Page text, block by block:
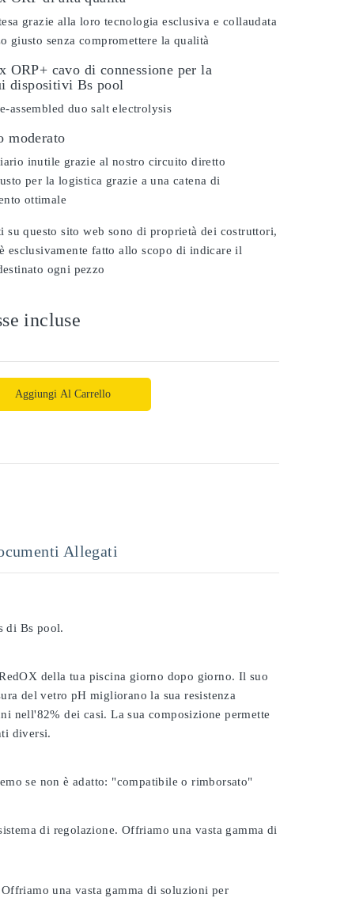
grazie alla loro tecnologia esclusiva e collaudata
giusto senza compromettere la qualità
ORP+ cavo di connessione per la
dispositivi Bs pool
assembled duo salt electrolysis
moderato
inutile grazie al nostro circuito diretto
per la logistica grazie a una catena di
ottimale
su questo sito web sono di proprietà dei costruttori,
esclusivamente fatto allo scopo di indicare il
ogni pezzo
incluse
Aggiungi Al Carrello
Allegati
di Bs pool.
della tua piscina giorno dopo giorno. Il suo
del vetro pH migliorano la sua resistenza
nell'82% dei casi. La sua composizione permette
diversi.
se non è adatto: "compatibile o rimborsato"
di regolazione. Offriamo una vasta gamma di
una vasta gamma di soluzioni per